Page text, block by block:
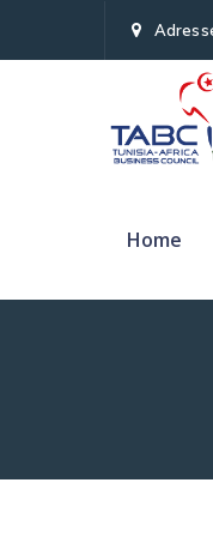
Home